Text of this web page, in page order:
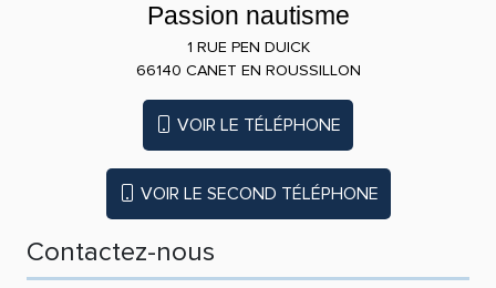
Passion nautisme
1 RUE PEN DUICK
66140 CANET EN ROUSSILLON
VOIR LE TÉLÉPHONE
VOIR LE SECOND TÉLÉPHONE
Contactez-nous